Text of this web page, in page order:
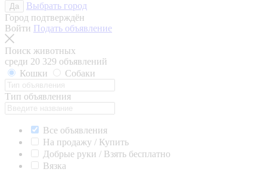
Да
Выбрать город
Город подтверждён
Войти Подать объявление
Поиск животных
среди 20 329 объявлений
Кошки
Собаки
Тип объявления
Все объявления
На продажу / Купить
Добрые руки / Взять бесплатно
Вязка